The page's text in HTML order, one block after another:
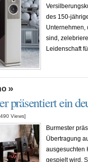
des 150-
Unternehmen,
sind,
Leidenschaft
»
präsentiert ein
Views]
Burmester
Übertragung
ausgesuchten
gespielt wird.